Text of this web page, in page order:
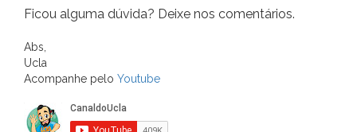
Ficou alguma dúvida? Deixe nos comentários.
Abs,
Ucla
Acompanhe pelo Youtube